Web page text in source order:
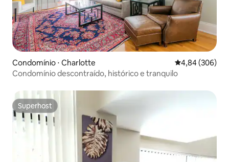
Condomínio ⋅ Charlotte 4,84 de uma
4,84 (306)
Condomínio descontraído, histórico e tranquilo
Superhost
Superhost